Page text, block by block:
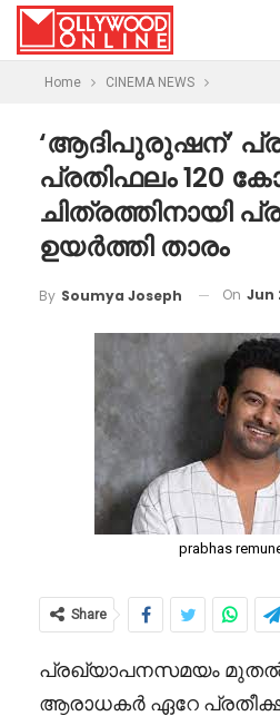
Home CINEMA NEWS
‘ആദിപുരുഷന്’
പ്രതിഫലം 120
ചിത്രത്തിനായി
ഉയർത്തി താരം
By Soumya Joseph On Jun
prabhas
Share
പ്രഖ്യാപനസമയം
ആരാധകർ ഏറേ